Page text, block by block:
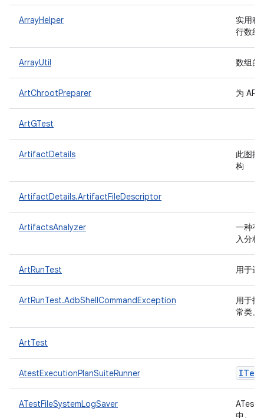
ArrayHelper
实用程
行数
ArrayUtil 数组的
ArtChrootPreparer 为
ArtGTest
ArtifactDetails
此图描
构
ArtifactDetails.ArtifactFileDescriptor
ArtifactsAnalyzer
一种有
入分
ArtRunTest 用于运
ArtRunTest.AdbShellCommandException
用于报
常类。
ArtTest
AtestExecutionPlanSuiteRunner ITest
ATestFileSystemLogSaver
ATest
中。